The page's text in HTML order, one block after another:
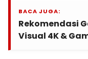
BACA JUGA:
Rekomendasi
Visual 4K &